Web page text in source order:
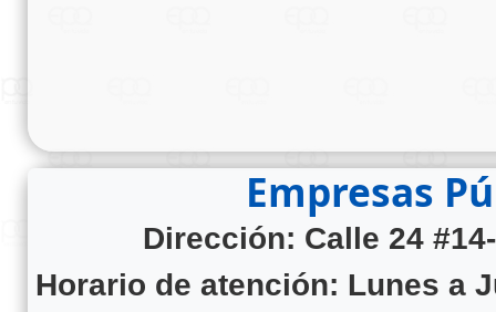
Empresas
Dirección: Calle 24
Horario de atención: Lunes a